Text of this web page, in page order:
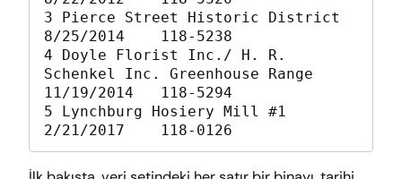
3 Pierce Street Historic District
8/25/2014    118-5238
4 Doyle Florist Inc./ H. R.
Schenkel Inc. Greenhouse Range
11/19/2014   118-5294
5 Lynchburg Hosiery Mill #1
2/21/2017    118-0126